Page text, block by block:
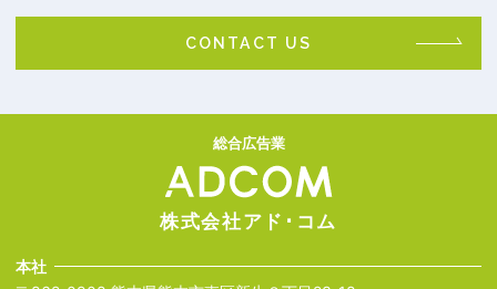
CONTACT US
総合広告業
株式会社アド･コム
本社